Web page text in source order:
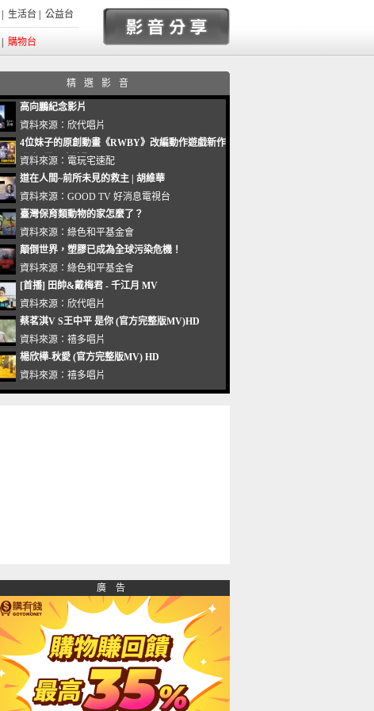
生活台 公益台
購物台
精選影音
高向鵬紀念影片
資料來源： 欣代唱片
4位妹子的原創動畫《RWBY》改編動作遊戲新作
曝光_電玩宅速配20221102
資料來源： 電玩宅速配
道在人間~前所未見的救主 | 胡維華
資料來源： GOOD TV 好消息電視台
臺灣保育類動物的家怎麼了？
資料來源： 綠色和平基金會
顛倒世界，塑膠已成為全球污染危機！
資料來源： 綠色和平基金會
[首播] 田帥&戴梅君 - 千江月 MV
資料來源： 欣代唱片
蔡茗淇V S王中平 是你 (官方完整版MV)HD
資料來源： 禧多唱片
楊欣樺-秋愛 (官方完整版MV) HD
資料來源： 禧多唱片
廣 告